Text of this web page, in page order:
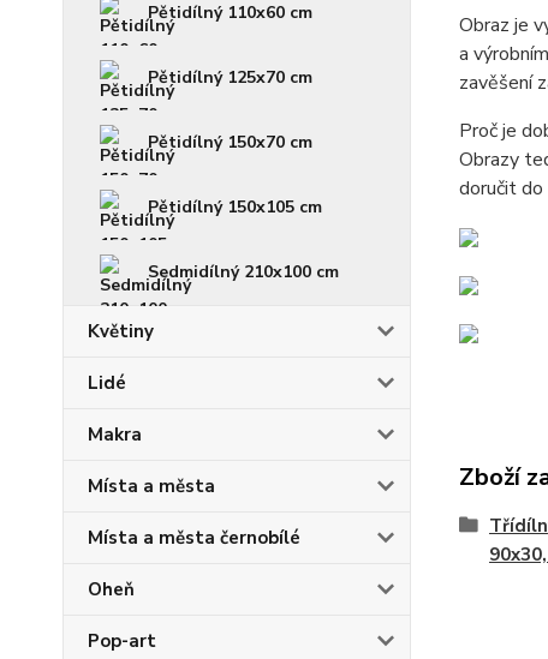
Pětidílný 110x60 cm
Pětidílný 125x70 cm
Pětidílný 150x70 cm
Pětidílný 150x105 cm
Sedmidílný 210x100 cm
Květiny
Lidé
Makra
Místa a města
Místa a města černobílé
Oheň
Pop-art
Obraz je
a
zavěšení
Proč je
Obrazy
doručit do
Zboží